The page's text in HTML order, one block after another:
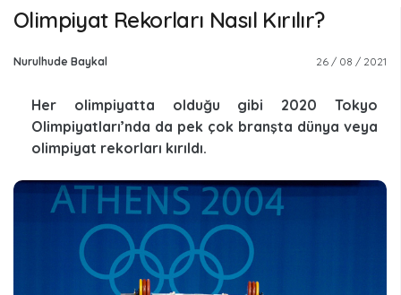
Olimpiyat Rekorları Nasıl Kırılır?
Nurulhude Baykal 26 / 08 / 2021
Her olimpiyatta olduğu gibi 2020 Tokyo
Olimpiyatları’nda da pek çok branşta dünya veya
olimpiyat rekorları kırıldı.